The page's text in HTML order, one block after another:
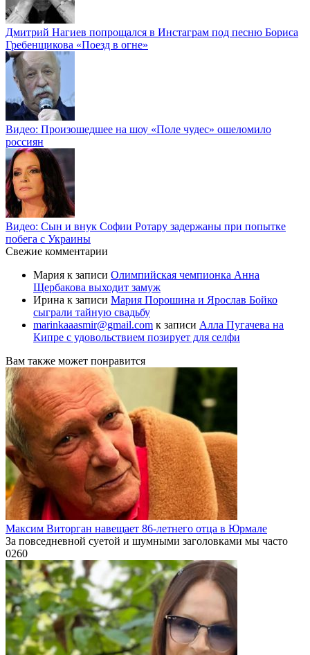
Дмитрий Нагиев попрощался в Инстаграм под песню Бориса
Гребенщикова «Поезд в огне»
Видео: Произошедшее на шоу «Поле чудес» ошеломило
россиян
Видео: Сын и внук Софии Ротару задержаны при попытке
побега с Украины
Свежие комментарии
Мария к записи Олимпийская чемпионка Анна
Щербакова выходит замуж
Ирина к записи Мария Порошина и Ярослав Бойко
сыграли тайную свадьбу
marinkaaasmir@gmail.com к записи Алла Пугачева на
Кипре с удовольствием позирует для селфи
Вам также может понравится
Максим Виторган навещает 86-летнего отца в Юрмале
За повседневной суетой и шумными заголовками мы часто
0260